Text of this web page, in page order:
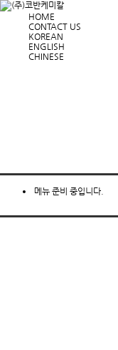
HOME
CONTACT US
KOREAN
ENGLISH
CHINESE
메뉴 준비 중입니다.